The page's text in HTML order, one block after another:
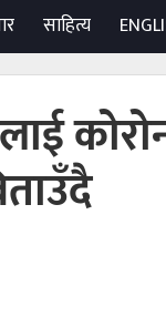
साहित्य